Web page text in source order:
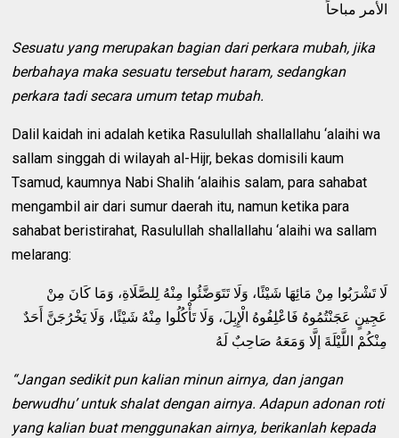
الأمر مباحاً
Sesuatu yang merupakan bagian dari perkara mubah, jika
berbahaya maka sesuatu tersebut haram, sedangkan
perkara tadi secara umum tetap mubah.
Dalil kaidah ini adalah ketika Rasulullah shallallahu ‘alaihi wa
sallam singgah di wilayah al-Hijr, bekas domisili kaum
Tsamud, kaumnya Nabi Shalih ‘alaihis salam, para sahabat
mengambil air dari sumur daerah itu, namun ketika para
sahabat beristirahat, Rasulullah shallallahu ‘alaihi wa sallam
melarang:
لَا تَشْرَبُوا مِنْ مَائِهَا شَيْئًا، وَلَا تَتَوَضَّئُوا مِنْهُ لِلصَّلَاةِ، وَمَا كَانَ مِنْ
عَجِينٍ عَجَنْتُمُوهُ فَاعْلِفُوهُ الْإِبِلَ، وَلَا تَأْكُلُوا مِنْهُ شَيْئًا، وَلَا يَخْرُجَنَّ أَحَدٌ
مِنْكُمْ اللَّيْلَةَ إلَّا وَمَعَهُ صَاحِبٌ لَهُ
“Jangan sedikit pun kalian minun airnya, dan jangan
berwudhu’ untuk shalat dengan airnya. Adapun adonan roti
yang kalian buat menggunakan airnya, berikanlah kepada